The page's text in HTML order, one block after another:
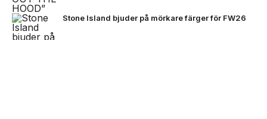
Stone Island bjuder på mörkare färger för FW26